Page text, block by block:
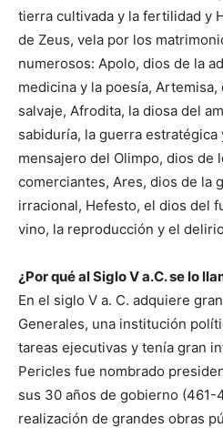
tierra cultivada y la fertilidad y
de Zeus, vela por los
numerosos: Apolo, dios de la
medicina y la poesía,
salvaje, Afrodita, la diosa del
sabiduría, la guerra
mensajero del Olimpo, dios de
comerciantes, Ares, dios de la
irracional, Hefesto, el dios del
vino, la reproducción y el
¿Por qué al Siglo V a.C. se lo
En el siglo V a. C. adquiere
Generales, una institución
tareas ejecutivas y tenía gran
Pericles fue nombrado
sus 30 años de gobierno (461-
realización de grandes obras